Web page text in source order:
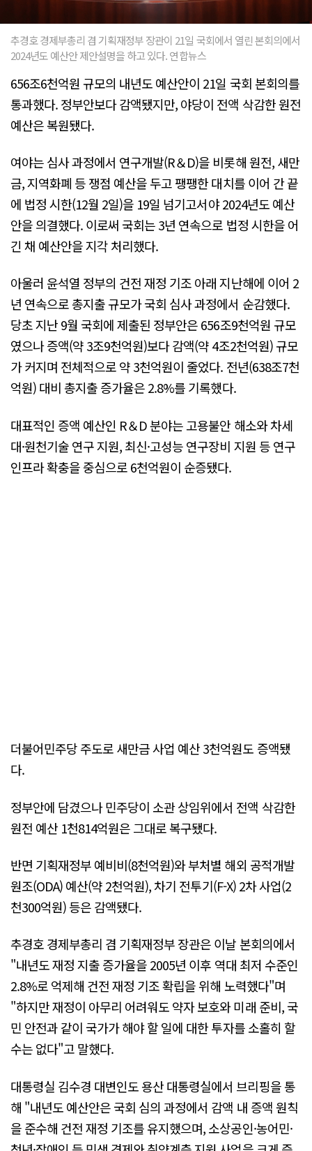
추경호 경제부총리 겸 기획재정부 장관이 21일 국회에서 열린 본회의에서
2024년도 예산안 제안설명을 하고 있다. 연합뉴스
656조6천억원 규모의 내년도 예산안이 21일 국회 본회의를
통과했다. 정부안보다 감액됐지만, 야당이 전액 삭감한 원전
예산은 복원됐다.
여야는 심사 과정에서 연구개발(R＆D)을 비롯해 원전, 새만
금, 지역화폐 등 쟁점 예산을 두고 팽팽한 대치를 이어 간 끝
에 법정 시한(12월 2일)을 19일 넘기고서야 2024년도 예산
안을 의결했다. 이로써 국회는 3년 연속으로 법정 시한을 어
긴 채 예산안을 지각 처리했다.
아울러 윤석열 정부의 건전 재정 기조 아래 지난해에 이어 2
년 연속으로 총지출 규모가 국회 심사 과정에서 순감했다.
당초 지난 9월 국회에 제출된 정부안은 656조9천억원 규모
였으나 증액(약 3조9천억원)보다 감액(약 4조2천억원) 규모
가 커지며 전체적으로 약 3천억원이 줄었다. 전년(638조7천
억원) 대비 총지출 증가율은 2.8%를 기록했다.
대표적인 증액 예산인 R＆D 분야는 고용불안 해소와 차세
대·원천기술 연구 지원, 최신·고성능 연구장비 지원 등 연구
인프라 확충을 중심으로 6천억원이 순증됐다.
더불어민주당 주도로 새만금 사업 예산 3천억원도 증액됐
다.
정부안에 담겼으나 민주당이 소관 상임위에서 전액 삭감한
원전 예산 1천814억원은 그대로 복구됐다.
반면 기획재정부 예비비(8천억원)와 부처별 해외 공적개발
원조(ODA) 예산(약 2천억원), 차기 전투기(F-X) 2차 사업(2
천300억원) 등은 감액됐다.
추경호 경제부총리 겸 기획재정부 장관은 이날 본회의에서
"내년도 재정 지출 증가율을 2005년 이후 역대 최저 수준인
2.8%로 억제해 건전 재정 기조 확립을 위해 노력했다"며
"하지만 재정이 아무리 어려워도 약자 보호와 미래 준비, 국
민 안전과 같이 국가가 해야 할 일에 대한 투자를 소홀히 할
수는 없다"고 말했다.
대통령실 김수경 대변인도 용산 대통령실에서 브리핑을 통
해 "내년도 예산안은 국회 심의 과정에서 감액 내 증액 원칙
을 준수해 건전 재정 기조를 유지했으며, 소상공인·농어민·